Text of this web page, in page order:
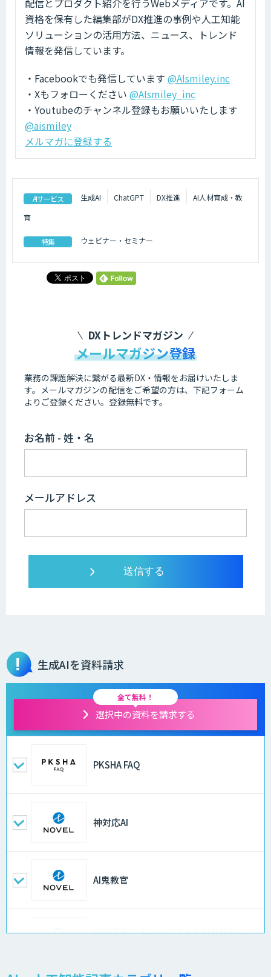
配信とプロダクト紹介を行うWebメディアです。AI
資格を保有した編集部がDX推進の事例や人工知能
ソリューションの活用方法、ニュース、トレンド
情報を発信しています。
・Facebookでも発信しています @AIsmiley.inc
・Xもフォローください @AIsmiley_inc
・Youtubeのチャンネル登録もお願いいたします
@aismiley
メルマガに登録する
AIサービス 生成AI ChatGPT DX推進
AI人材育成・教
育
特集 ウェビナー・セミナー
DXトレンドマガジン
メールマガジン登録
業務の課題解決に繋がる最新DX・情報をお届けいたしま
す。 メールマガジンの配信をご希望の方は、下記フォーム
よりご登録ください。登録無料です。
お名前 - 姓・名
メールアドレス
生成AIを資料請求
全て無料！
選択中の資料を請求する
PKSHA FAQ
神対応AI
AI鬼教官
設計不明の古いシステムをAIが解析して